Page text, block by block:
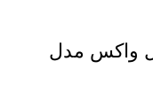
واکس مدل